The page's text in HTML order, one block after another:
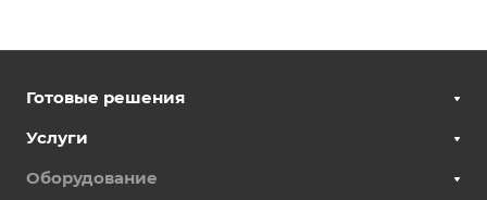
Готовые решения
Услуги
Оборудование